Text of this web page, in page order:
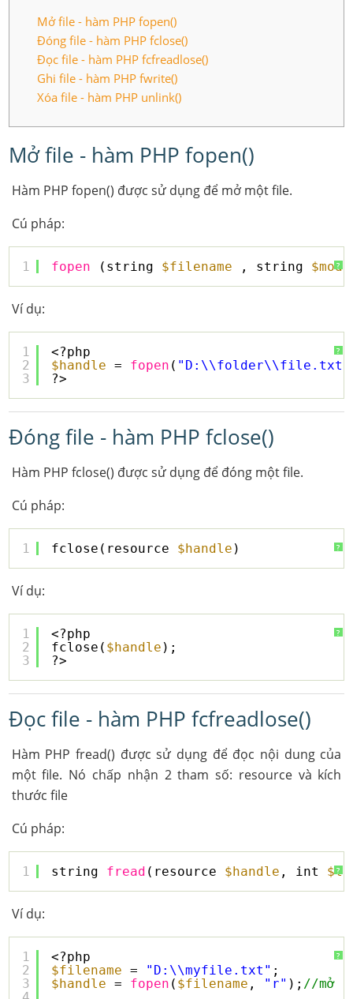
Mở file - hàm PHP fopen()
Đóng file - hàm PHP fclose()
Đọc file - hàm PHP fcfreadlose()
Ghi file - hàm PHP fwrite()
Xóa file - hàm PHP unlink()
Mở file - hàm PHP fopen()
Hàm PHP fopen() được sử dụng để mở một file.
Cú pháp:
?
1 fopen (string $filename , string $mode
Ví dụ:
?
1
2
3
<?php
$handle
= fopen ( "D:\\folder\\file.txt"
?>
Đóng file - hàm PHP fclose()
Hàm PHP fclose() được sử dụng để đóng một file.
Cú pháp:
?
1 fclose(resource $handle )
Ví dụ:
?
1
2
3
<?php
fclose( $handle );
?>
Đọc file - hàm PHP fcfreadlose()
Hàm PHP fread() được sử dụng để đọc nội dung của
một file. Nó chấp nhận 2 tham số: resource và kích
thước file
Cú pháp:
?
1 string fread (resource $handle , int
Ví dụ:
?
1
2
3
<?php
$filename
= "D:\\myfile.txt" ;
$handle
= fopen ( $filename , "r" ); //mở